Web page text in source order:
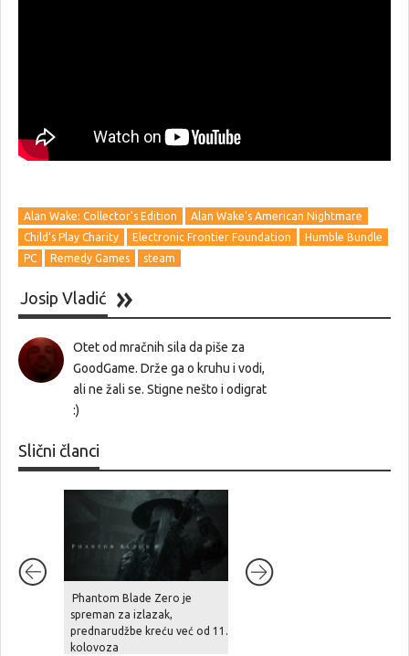
Alan Wake: Collector's Edition
Alan Wake's American Nightmare
Child’s Play Charity
Electronic Frontier Foundation
Humble Bundle
PC
Remedy Games steam
Josip Vladić
Otet od mračnih sila da piše za
GoodGame. Drže ga o kruhu i vodi,
ali ne žali se. Stigne nešto i odigrat
:)
Slični članci
Phantom Blade Zero je
spreman za izlazak,
prednarudžbe kreću već od 11.
kolovoza